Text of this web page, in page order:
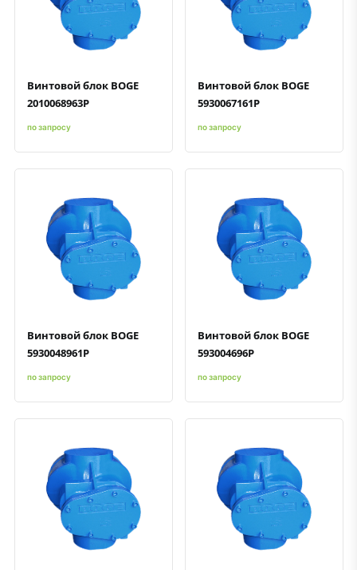
Быстрый просмотрДобавить к сравнению
Добавить в избранное
Винтовой блок BOGE
2010068963P
по запросу
Быстрый просмотрДобавить к сравнению
Добавить в избранное
Винтовой блок BOGE
5930067161P
по запросу
Быстрый просмотрДобавить к сравнению
Добавить в избранное
Винтовой блок BOGE
5930048961P
по запросу
Быстрый просмотрДобавить к сравнению
Добавить в избранное
Винтовой блок BOGE
593004696P
по запросу
Быстрый просмотрДобавить к сравнению
Добавить в избранное Быстрый просмотрДобавить к сравнению
Добавить в избранное